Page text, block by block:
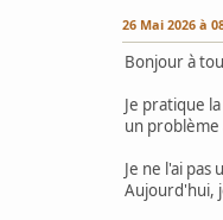
26 Mai 2026 à
Bonjour à
Je pratique
un
Je ne l'ai pas
Aujourd'hui,